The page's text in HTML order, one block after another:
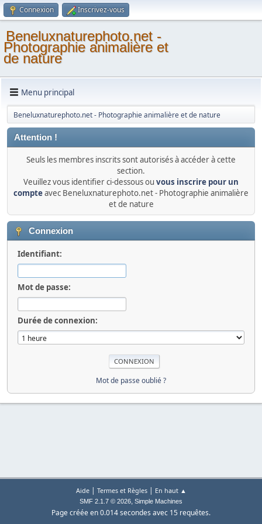
Connexion Inscrivez-vous
Beneluxnaturephoto.net -
Photographie animalière et
de nature
Menu principal
Beneluxnaturephoto.net - Photographie animalière et de nature
Attention !
Seuls les membres inscrits sont autorisés à accéder à cette
section.
Veuillez vous identifier ci-dessous ou vous inscrire pour un
compteavec Beneluxnaturephoto.net - Photographie animalière
et de nature
Connexion
Identifiant:
Mot de passe:
Durée de connexion:
Mot de passe oublié ?
Aide| Termes et Règles| En haut ▲
SMF 2.1.7 © 2026, Simple Machines
Page créée en 0.014 secondes avec 15 requêtes.